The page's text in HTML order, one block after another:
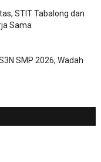
STIT Tabalong dan
Sama
SMP 2026, Wadah